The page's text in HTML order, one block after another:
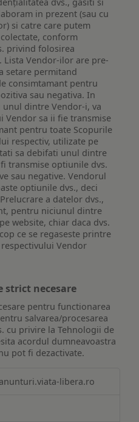
in prezent (sau cu
si catre care putem
conform
privind folosirea
Vendor-ilor are pre-
setare permitand
consimtamant pentru
sau negativa. In
dintre Vendor-i, va
Vendor sa ii fie transmise
pentru toate Scopurile
respectiv, utilizate pe
sa debifati unul dintre
transmise optiunile dvs.
sau negative. Vendorul
optiunile dvs., deci
a datelor dvs.,
pentru niciunul dintre
website, chiar daca dvs.
ce se regaseste printre
Vendor
strict necesare
pentru functionarea
salvarea/procesarea
cu privire la Tehnologii de
acordul dumneavoastra
pot fi dezactivate.
anunturi.viata-libera.ro